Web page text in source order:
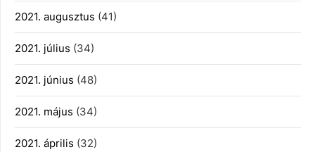
2021. augusztus (41)
2021. július (34)
2021. június (48)
2021. május (34)
2021. április (32)